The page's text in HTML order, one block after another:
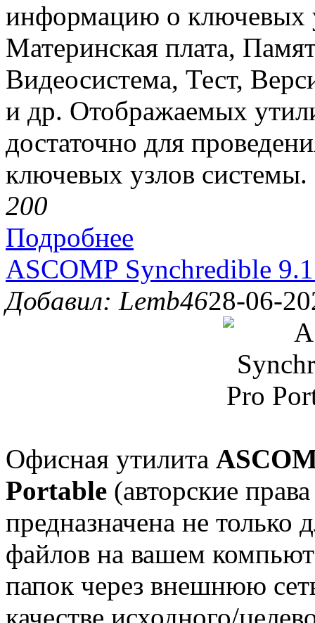
информацию о ключевых
Материнская плата,
Видеосистема, Тест,
и др. Отображаемых
достаточно для
ключевых узлов системы.
200
Подробнее
ASCOMP Synchredible
Добавил: Lemb4628-06-
Офисная утилита
Portable (авторские
предназначена не только
файлов на вашем
папок через внешнюю